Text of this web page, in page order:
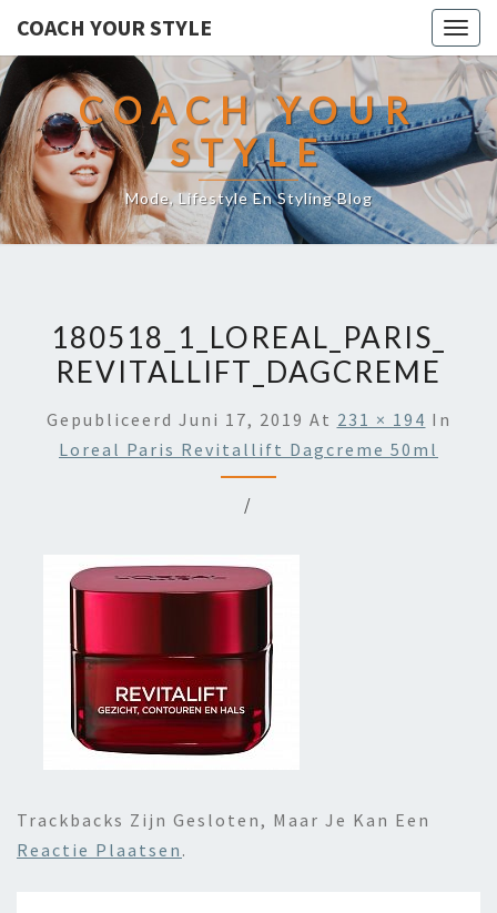
COACH YOUR STYLE
COACH YOUR
STYLE
Mode, Lifestyle En Styling Blog
180518_1_LOREAL_PARIS_
REVITALLIFT_DAGCREME
Gepubliceerd Juni 17, 2019 At 231 × 194 In
Loreal Paris Revitallift Dagcreme 50ml
/
Trackbacks Zijn Gesloten, Maar Je Kan Een
Reactie Plaatsen .